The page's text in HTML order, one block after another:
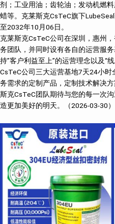
剂；工业用油；齿轮油；发动机燃
蜡等。克莱斯克CsTeC旗下
至2032年10月06日。
克莱斯克CsTeC公司在深圳，惠州
务团队，并同时设有各自的运营服
持”客户利益至上”的运营理念以及“
CsTeC公司三大运营基地7天24小
务需求的定制产品，定制技术解决
斯克CsTeC团队期待与您的每一次
造更加美好的明天。（2026-03-30）